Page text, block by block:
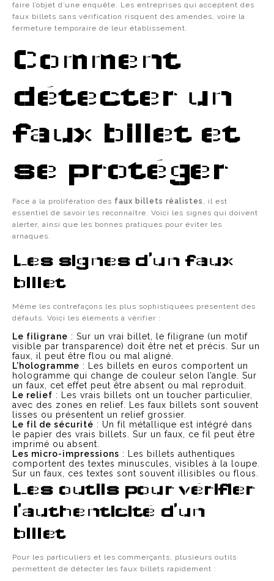
faire l’objet d’une enquête. Les entreprises qui acceptent des
faux billets sans vérification risquent des amendes, voire la
fermeture temporaire de leur établissement.
Comment
détecter un
faux billet et
se protéger
Face à la prolifération des faux billets réalistes , il est
essentiel de savoir les reconnaître. Voici les signes qui doivent
alerter, ainsi que les bonnes pratiques pour éviter les
arnaques.
Les signes d’un faux
billet
Même les contrefaçons les plus sophistiquées présentent des
défauts. Voici les éléments à vérifier :
Le filigrane : Sur un vrai billet, le filigrane (un motif
visible par transparence) doit être net et précis. Sur un
faux, il peut être flou ou mal aligné.
L’hologramme : Les billets en euros comportent un
hologramme qui change de couleur selon l’angle. Sur
un faux, cet effet peut être absent ou mal reproduit.
Le relief : Les vrais billets ont un toucher particulier,
avec des zones en relief. Les faux billets sont souvent
lisses ou présentent un relief grossier.
Le fil de sécurité : Un fil métallique est intégré dans
le papier des vrais billets. Sur un faux, ce fil peut être
imprimé ou absent.
Les micro-impressions : Les billets authentiques
comportent des textes minuscules, visibles à la loupe.
Sur un faux, ces textes sont souvent illisibles ou flous.
Les outils pour vérifier
l’authenticité d’un
billet
Pour les particuliers et les commerçants, plusieurs outils
permettent de détecter les faux billets rapidement :